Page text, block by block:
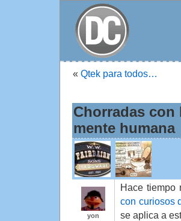
« Qtek para todos…
Chorradas con
mente humana
yon
Hace tiempo
con curiosos
se aplica a